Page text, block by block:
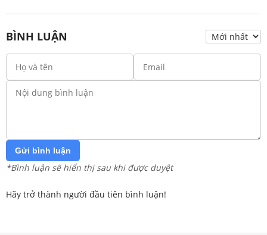
BÌNH LUẬN
Gửi bình luận
*Bình luận sẽ hiển thị sau khi được duyệt
Hãy trở thành người đầu tiên bình luận!